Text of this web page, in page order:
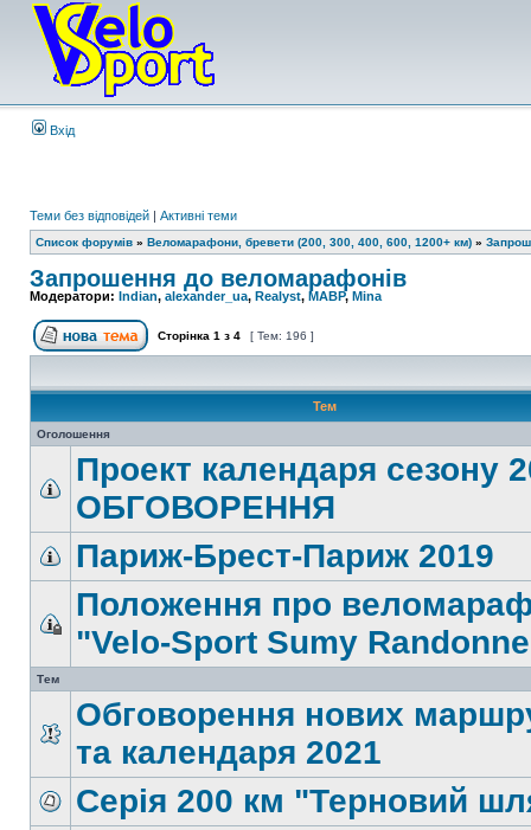
Вхід
Теми без відповідей | Активні теми
Список форумів » Веломарафони, бревети (200, 300, 400, 600, 1200+ км) »
Запрошення до веломарафонів
Модератори: Indian, alexander_ua, Realyst, MABP, Mina
Сторінка 1 з 4 [ Тем: 196 ]
Тем
Оголошення
Проект календаря сезону
ОБГОВОРЕННЯ
Париж-Брест-Париж 2019
Положення про
"Velo-Sport Sumy
Тем
Обговорення нових
та календаря 2021
Серія 200 км "Терновий